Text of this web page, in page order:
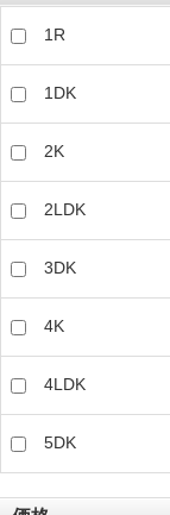
1R
1DK
2K
2LDK
3DK
4K
4LDK
5DK